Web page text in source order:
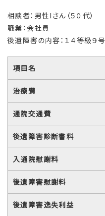
相談者：男性Iさん（５０代）
職業：会社員
後遺障害の内容：１４等級９号
項目名
治療費
通院交通費
後遺障害診断書料
入通院慰謝料
後遺障害慰謝料
後遺障害逸失利益